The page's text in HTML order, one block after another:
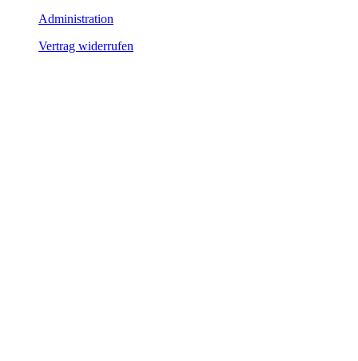
Administration
Vertrag widerrufen